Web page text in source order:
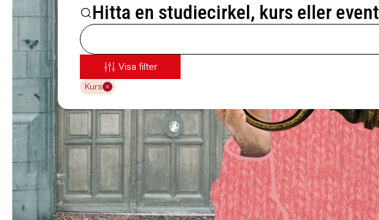
Hitta en studiecirkel, kurs eller event
Visa filter
Kurs